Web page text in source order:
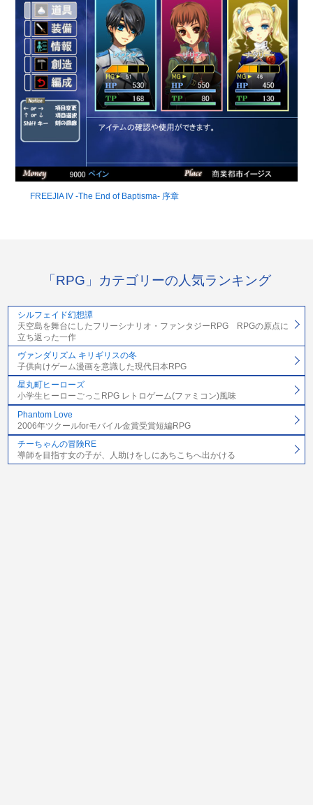
FREEJIA IV -The End of Baptisma- 序章
「RPG」カテゴリーの人気ランキング
シルフェイド幻想譚
天空島を舞台にしたフリーシナリオ・ファンタジーRPG RPGの原点に
立ち返った一作
ヴァンダリズム キリギリスの冬
子供向けゲーム漫画を意識した現代日本RPG
星丸町ヒーローズ
小学生ヒーローごっこRPG レトロゲーム(ファミコン)風味
Phantom Love
2006年ツクールforモバイル金賞受賞短編RPG
チーちゃんの冒険RE
導師を目指す女の子が、人助けをしにあちこちへ出かける